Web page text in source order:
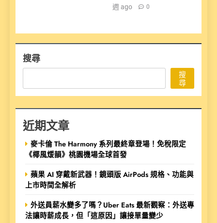
週 ago 0
搜尋
搜
尋
近期文章
麥卡倫 The Harmony 系列最終章登場！免稅限定
《椰風煖韻》桃園機場全球首發
蘋果 AI 穿戴新武器！鏡頭版 AirPods 規格、功能與
上市時間全解析
外送員薪水變多了嗎？Uber Eats 最新觀察：外送專
法讓時薪成長，但「這原因」讓接單量變少